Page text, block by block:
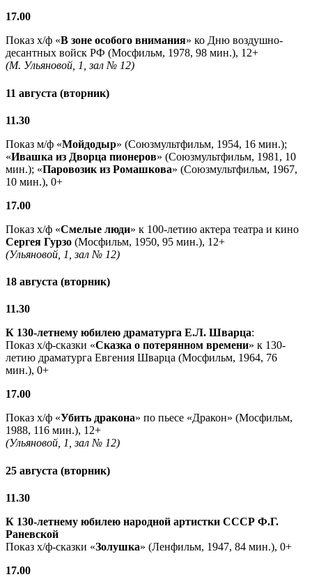
17.00
Показ х/ф «В зоне особого внимания» ко Дню воздушно-
десантных войск РФ (Мосфильм, 1978, 98 мин.), 12+
(М. Ульяновой, 1, зал № 12)
11 августа (вторник)
11.30
Показ м/ф «Мойдодыр» (Союзмультфильм, 1954, 16 мин.);
«Ивашка из Дворца пионеров» (Союзмультфильм, 1981, 10
мин.); «Паровозик из Ромашкова» (Союзмультфильм, 1967,
10 мин.), 0+
17.00
Показ х/ф «Смелые люди» к 100-летию актера театра и кино
Сергея Гурзо (Мосфильм, 1950, 95 мин.), 12+
(Ульяновой, 1, зал № 12)
18 августа (вторник)
11.30
К 130-летнему юбилею драматурга Е.Л. Шварца:
Показ х/ф-сказки «Сказка о потерянном времени» к 130-
летию драматурга Евгения Шварца (Мосфильм, 1964, 76
мин.), 0+
17.00
Показ х/ф «Убить дракона» по пьесе «Дракон» (Мосфильм,
1988, 116 мин.), 12+
(Ульяновой, 1, зал № 12)
25 августа (вторник)
11.30
К 130-летнему юбилею народной артистки СССР Ф.Г.
Раневской
Показ х/ф-сказки «Золушка» (Ленфильм, 1947, 84 мин.), 0+
17.00